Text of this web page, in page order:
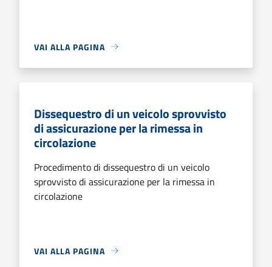
VAI ALLA PAGINA
Dissequestro di un veicolo sprovvisto
di assicurazione per la rimessa in
circolazione
Procedimento di dissequestro di un veicolo
sprovvisto di assicurazione per la rimessa in
circolazione
VAI ALLA PAGINA